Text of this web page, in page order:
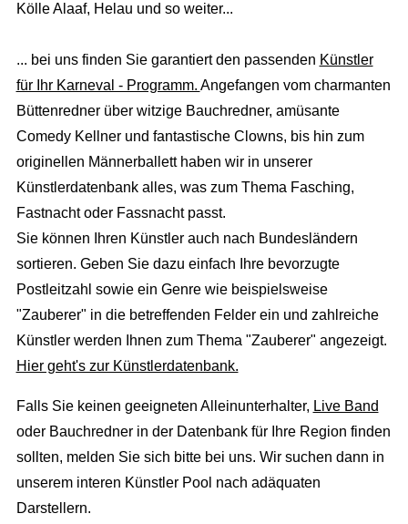
Kölle Alaaf, Helau und so weiter...
... bei uns finden Sie garantiert den passenden Künstler
für Ihr Karneval - Programm. Angefangen vom charmanten
Büttenredner über witzige Bauchredner, amüsante
Comedy Kellner und fantastische Clowns, bis hin zum
originellen Männerballett haben wir in unserer
Künstlerdatenbank alles, was zum Thema Fasching,
Fastnacht oder Fassnacht passt.
Sie können Ihren Künstler auch nach Bundesländern
sortieren. Geben Sie dazu einfach Ihre bevorzugte
Postleitzahl sowie ein Genre wie beispielsweise
"Zauberer" in die betreffenden Felder ein und zahlreiche
Künstler werden Ihnen zum Thema "Zauberer" angezeigt.
Hier geht's zur Künstlerdatenbank.
Falls Sie keinen geeigneten Alleinunterhalter, Live Band
oder Bauchredner in der Datenbank für Ihre Region finden
sollten, melden Sie sich bitte bei uns. Wir suchen dann in
unserem interen Künstler Pool nach adäquaten
Darstellern.